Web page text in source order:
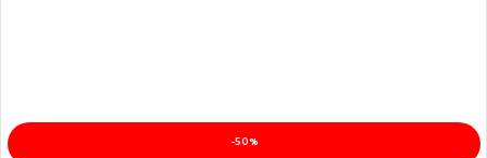
-50%